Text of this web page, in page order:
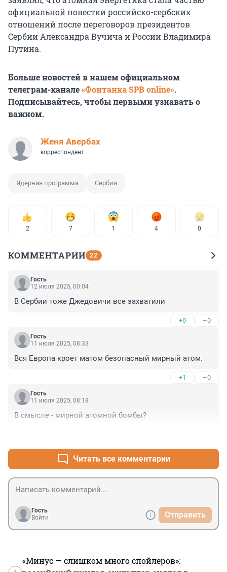
официальной повестки российско-сербских
отношений после переговоров президентов
Сербии Александра Вучича и России Владимира
Путина.
Больше новостей в нашем официальном
телеграм-канале«Фонтанка SPB online».
Подписывайтесь, чтобы первыми узнавать о
важном.
Женя Авербах
корреспондент
Ядерная программа Сербия
2 7 1 4 0
КОММЕНТАРИИ 22
Гость
12 июля 2025, 00:04
В Сербии тоже Джедовичи все захватили
+0 –0
Гость
11 июля 2025, 08:33
Вся Европа кроет матом безопасный мирный атом.
+1 –0
Гость
11 июля 2025, 08:18
В смысле - мирной атомной бомбы?
Читать все комментарии
Гость
Войти
Отправить
«Минус — слишком много спойлеров»: